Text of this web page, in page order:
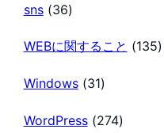
り
sns(36)
WEBに関すること (135)
Windows(31)
WordPress(274)